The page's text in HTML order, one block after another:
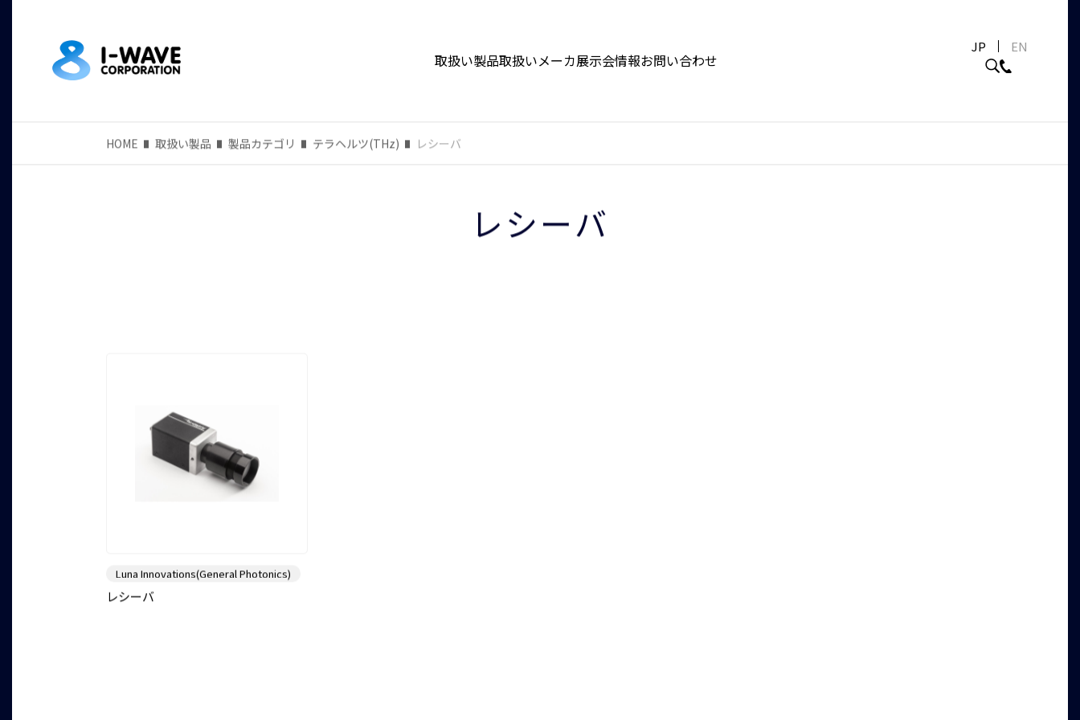
取扱い製品取扱いメーカ展示会情報お問い合わせ
JP EN
HOME 取扱い製品 製品カテゴリ テラヘルツ(THz) レシーバ
レシーバ
Luna Innovations(General Photonics)
レシーバ